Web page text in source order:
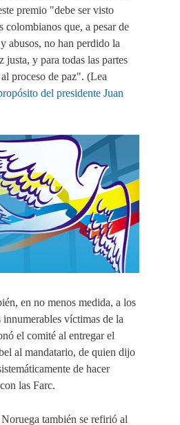
premio "debe ser visto
colombianos que, a pesar de
abusos, no han perdido la
justa, y para todas las partes
proceso de paz". (Lea
del presidente Juan
en no menos medida, a los
innumerables víctimas de la
el comité al entregar el
al mandatario, de quien dijo
de hacer
las Farc.
también se refirió al